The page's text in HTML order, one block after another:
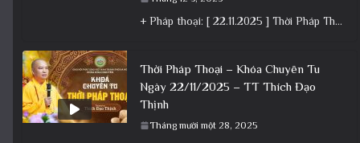
+ Pháp thoại: [ 22.11.2025 ] Thời Pháp Thoại – Khóa Chuyên Tu Chùa Khai Nguyên │ Thầy Thích Đạo
Thời Pháp Thoại – Khóa Chuyên Tu
Ngày 22/11/2025 – TT Thích Đạo
Thịnh
Tháng mười một 28, 2025